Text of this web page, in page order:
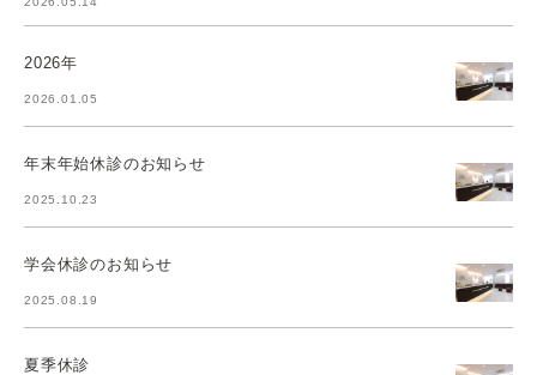
2026年
2026.01.05
年末年始休診のお知らせ
2025.10.23
学会休診のお知らせ
2025.08.19
夏季休診